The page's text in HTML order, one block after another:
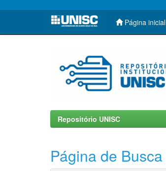
Skip
Página inicial
Repositório UNISC
Página de Busca